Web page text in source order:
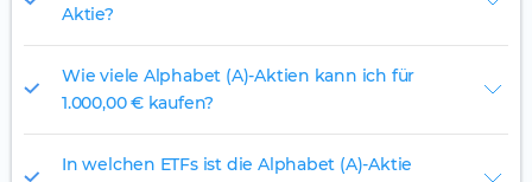
Aktie?
Wie viele Alphabet (A)-Aktien kann ich für
1.000,00 € kaufen?
In welchen ETFs ist die Alphabet (A)-Aktie